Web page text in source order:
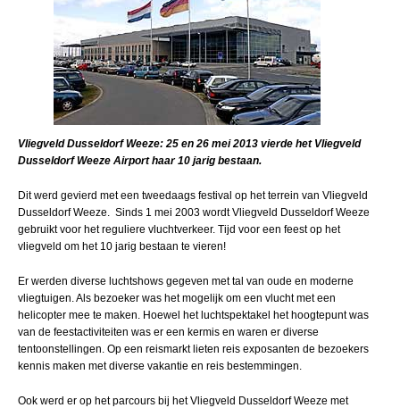
Vliegveld Dusseldorf Weeze: 25 en 26 mei 2013 vierde het Vliegveld
Dusseldorf Weeze Airport haar 10 jarig bestaan.
Dit werd gevierd met een tweedaags festival op het terrein van Vliegveld
Dusseldorf Weeze. Sinds 1 mei 2003 wordt Vliegveld Dusseldorf Weeze
gebruikt voor het reguliere vluchtverkeer. Tijd voor een feest op het
vliegveld om het 10 jarig bestaan te vieren!
Er werden diverse luchtshows gegeven met tal van oude en moderne
vliegtuigen. Als bezoeker was het mogelijk om een vlucht met een
helicopter mee te maken. Hoewel het luchtspektakel het hoogtepunt was
van de feestactiviteiten was er een kermis en waren er diverse
tentoonstellingen. Op een reismarkt lieten reis exposanten de bezoekers
kennis maken met diverse vakantie en reis bestemmingen.
Ook werd er op het parcours bij het Vliegveld Dusseldorf Weeze met